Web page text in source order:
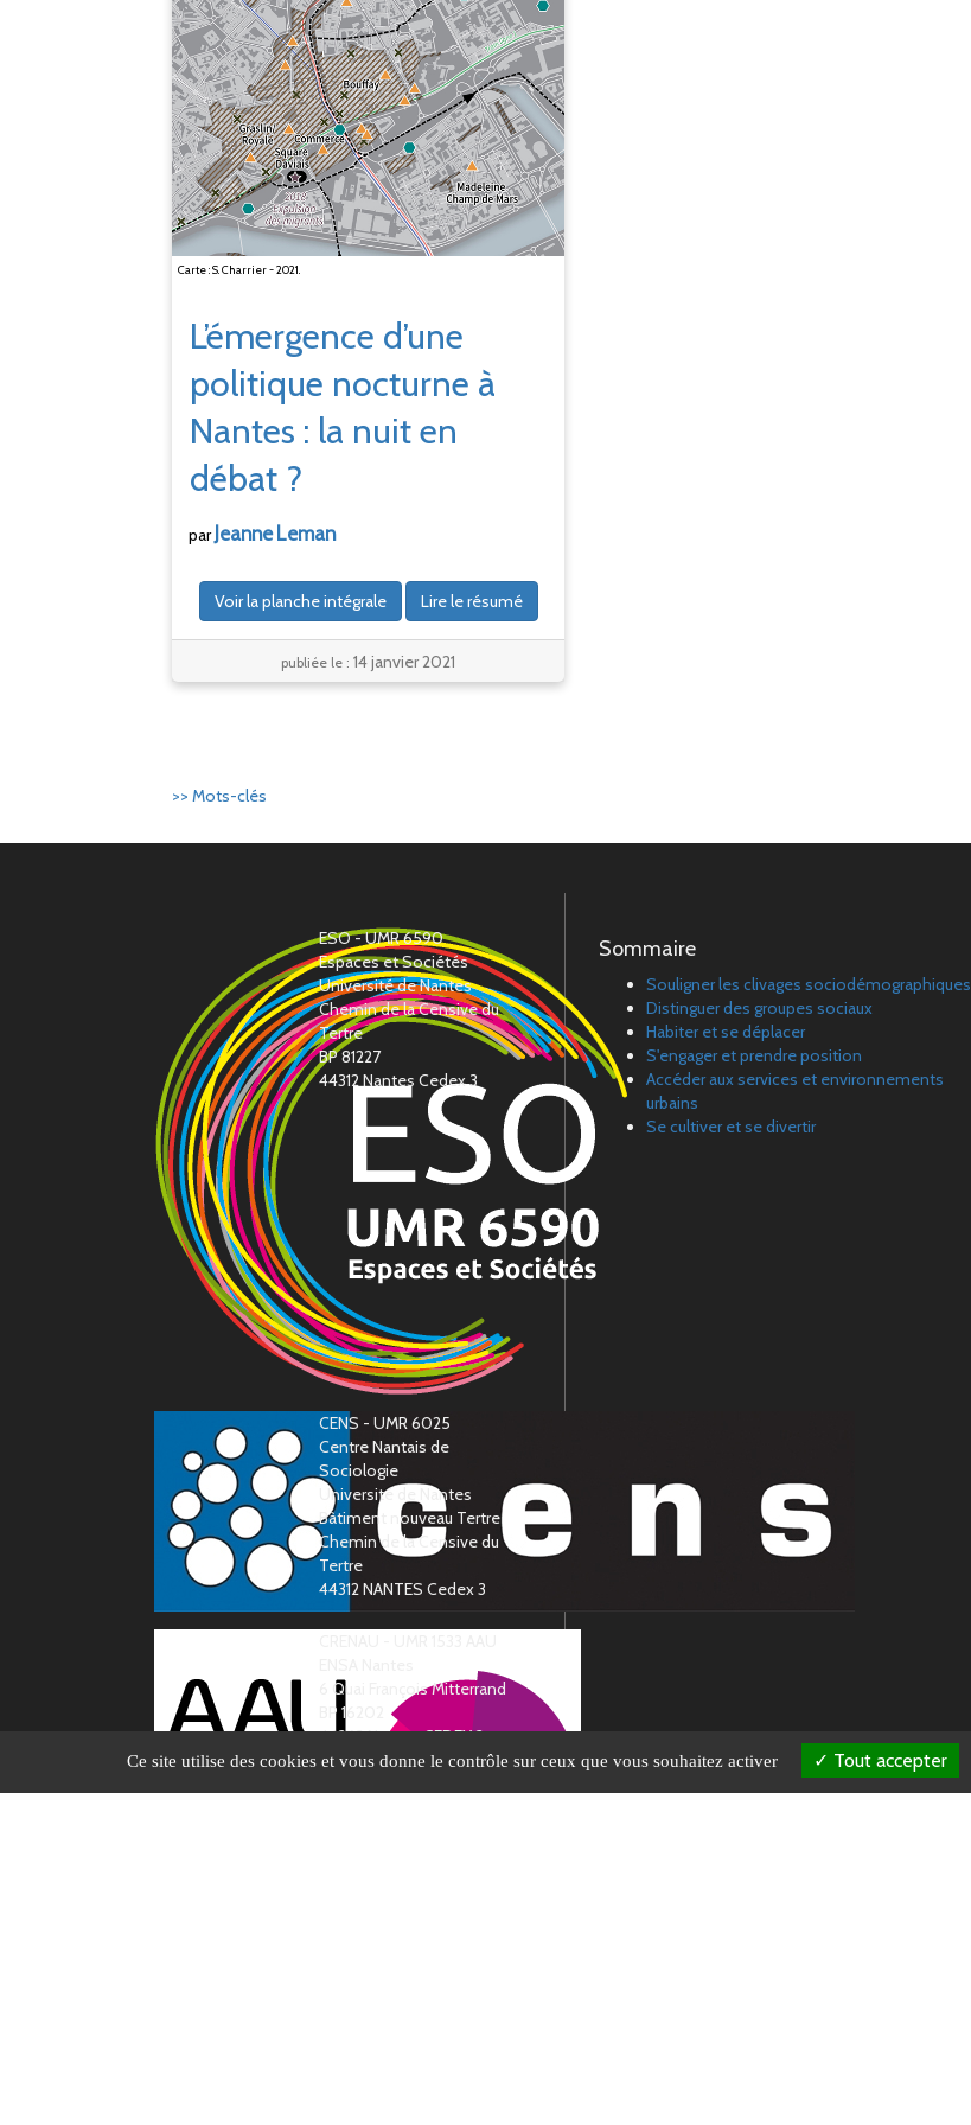
Carte : S. Charrier - 2021.
L’émergence d’une
politique nocturne à
Nantes : la nuit en
débat ?
parJeanne Leman
Voir la planche intégrale Lire le résumé
publiée le :14 janvier 2021
>> Mots-clés
ESO - UMR 6590
Espaces et Sociétés
Université de Nantes
Chemin de la Censive du
Tertre
BP 81227
44312 Nantes Cedex 3
CENS - UMR 6025
Centre Nantais de
Sociologie
Université de Nantes
Bàtiment nouveau Tertre
Chemin de la Censive du
Tertre
44312 NANTES Cedex 3
6 Quai François Mitterrand
BP 16202
44262 Nantes CEDEX 2
Sommaire
Souligner les clivages sociodémographiques
Distinguer des groupes sociaux
Habiter et se déplacer
S'engager et prendre position
Accéder aux services et environnements
urbains
Se cultiver et se divertir
Ce site utilise des cookies et vous donne le contrôle sur ceux que vous souhaitez activer Tout accepter